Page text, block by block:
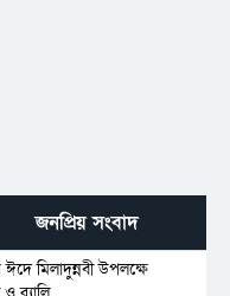
জনপ্রিয় সংবাদ
মিলাদুন্নবী উপলক্ষে